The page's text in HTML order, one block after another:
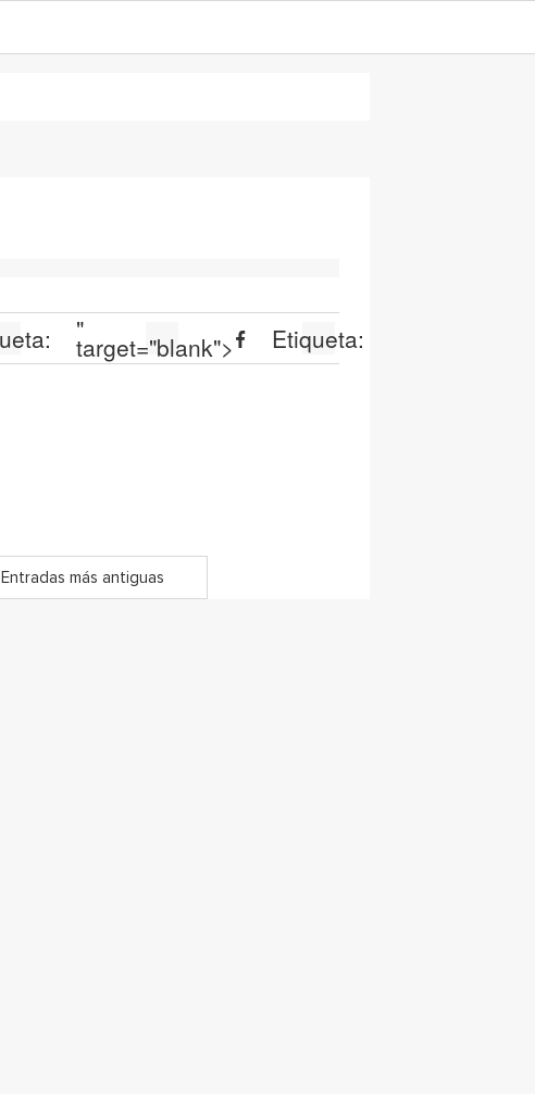
"
target="blank"> Etiqueta:
Entradas más antiguas